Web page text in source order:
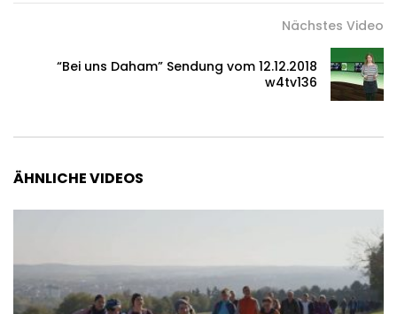
Nächstes Video
“Bei uns Daham” Sendung vom 12.12.2018
w4tv136
ÄHNLICHE VIDEOS